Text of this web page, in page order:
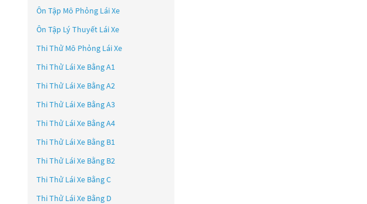
Ôn Tập Mô Phỏng Lái Xe
Ôn Tập Lý Thuyết Lái Xe
Thi Thử Mô Phỏng Lái Xe
Thi Thử Lái Xe Bằng A1
Thi Thử Lái Xe Bằng A2
Thi Thử Lái Xe Bằng A3
Thi Thử Lái Xe Bằng A4
Thi Thử Lái Xe Bằng B1
Thi Thử Lái Xe Bằng B2
Thi Thử Lái Xe Bằng C
Thi Thử Lái Xe Bằng D